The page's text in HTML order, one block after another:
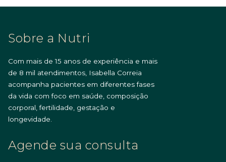
Sobre a Nutri
Com mais de 15 anos de experiência e mais
de 8 mil atendimentos, Isabella Correia
acompanha pacientes em diferentes fases
da vida com foco em saúde, composição
corporal, fertilidade, gestação e
longevidade.
Agende sua consulta